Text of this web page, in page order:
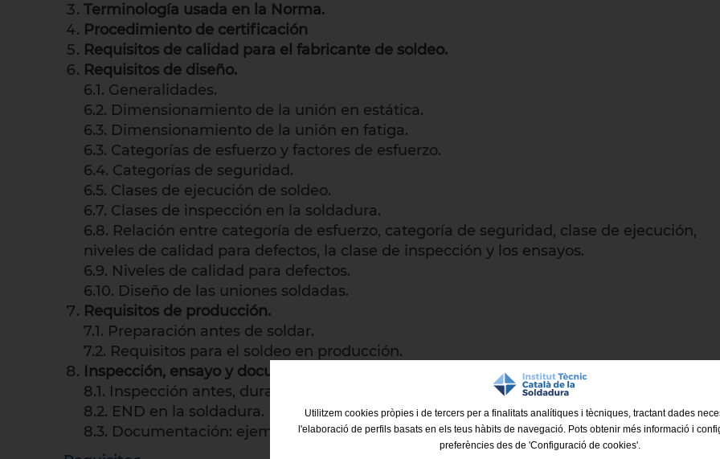
Terminología usada en la Norma.
Procedimiento de certificación
Requisitos de calidad para el fabricante de soldeo.
Requisitos de diseño.
6.1. Generalidades.
6.2. Dimensionamiento de la unión en estática.
6.3. Dimensionamiento de la unión en fatiga.
6.3. Categorías de esfuerzo y factores de esfuerzo.
6.4. Categorías de seguridad.
6.5. Clases de ejecución de soldeo.
6.7. Clases de inspección en la soldadura.
6.8. Relación entre categoría de esfuerzo, categoría de seguridad, clase de ejecución,
niveles de calidad para defectos, la clase de inspección y los ensayos.
6.9. Niveles de calidad para defectos.
6.10. Diseño de las uniones soldadas.
Requisitos de producción.
7.1. Preparación antes de soldar.
7.2. Requisitos para el soldeo en producción.
Inspección, ensayo y documentación.
8.1. Inspección antes, durante y después del soldeo.
8.2. END en la soldadura.
8.3. Documentación: ejemplos
Utilitzem cookies pròpies i de tercers per a finalitats analítiques i tècniques, tractant dades
l'elaboració de perfils basats en els teus hàbits de navegació. Pots obtenir més informació i
preferències des de 'Configuració de cookies'.